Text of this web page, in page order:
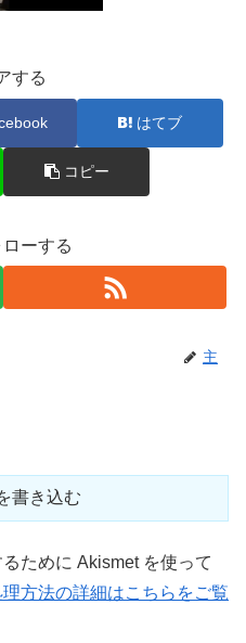
する
はてブ
コピー
ーする
主
書き込む
ために Akismet を使って
方法の詳細はこちらをご覧